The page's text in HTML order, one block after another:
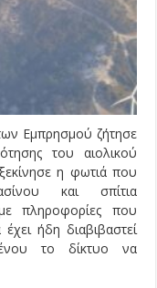
Εμπρησμού ζήτησε
του αιολικού
η φωτιά που
και σπίτια
πληροφορίες που
ήδη διαβιβαστεί
το δίκτυο να